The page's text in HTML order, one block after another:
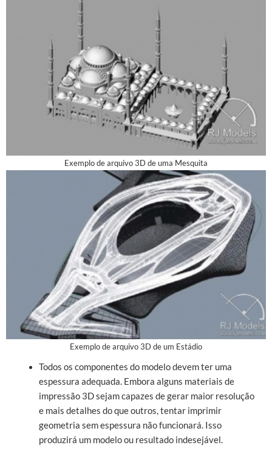
Exemplo de arquivo 3D de uma Mesquita
Exemplo de arquivo 3D de um Estádio
Todos os componentes do modelo devem ter uma
espessura adequada. Embora alguns materiais de
impressão 3D sejam capazes de gerar maior resolução
e mais detalhes do que outros, tentar imprimir
geometria sem espessura não funcionará. Isso
produzirá um modelo ou resultado indesejável.